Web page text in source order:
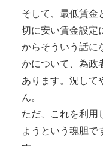
そして、最低賃金
切に安い賃金設定
からそういう話に
かについて、為政
あります。況して
ん。
ただ、これを利用
ようという魂胆で